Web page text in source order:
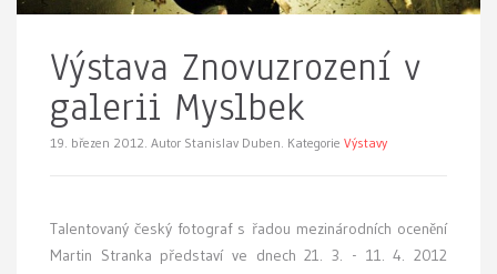
Výstava Znovuzrození v
galerii Myslbek
19. březen 2012. Autor Stanislav Duben. Kategorie Výstavy
Talentovaný český fotograf s řadou mezinárodních ocenění
Martin Stranka představí ve dnech 21. 3. - 11. 4. 2012